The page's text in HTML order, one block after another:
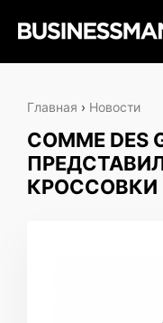
Главная › Новости
COMME DES
КРОССОВКИ